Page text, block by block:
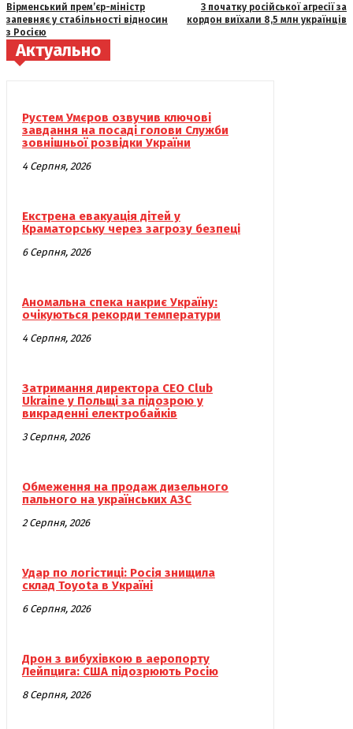
Вірменський прем’єр-міністр
запевняє у стабільності відносин
з Росією
З початку російської агресії за
кордон виїхали 8,5 млн українців
Актуально
Рустем Умєров озвучив ключові
завдання на посаді голови Служби
зовнішньої розвідки України
4 Серпня, 2026
Екстрена евакуація дітей у
Краматорську через загрозу безпеці
6 Серпня, 2026
Аномальна спека накриє Україну:
очікуються рекорди температури
4 Серпня, 2026
Затримання директора CEO Club
Ukraine у Польщі за підозрою у
викраденні електробайків
3 Серпня, 2026
Обмеження на продаж дизельного
пального на українських АЗС
2 Серпня, 2026
Удар по логістиці: Росія знищила
склад Toyota в Україні
6 Серпня, 2026
Дрон з вибухівкою в аеропорту
Лейпцига: США підозрюють Росію
8 Серпня, 2026